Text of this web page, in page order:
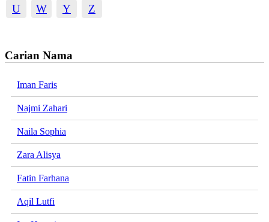
U
W Y Z
Carian Nama
Iman Faris
Najmi Zahari
Naila Sophia
Zara Alisya
Fatin Farhana
Aqil Lutfi